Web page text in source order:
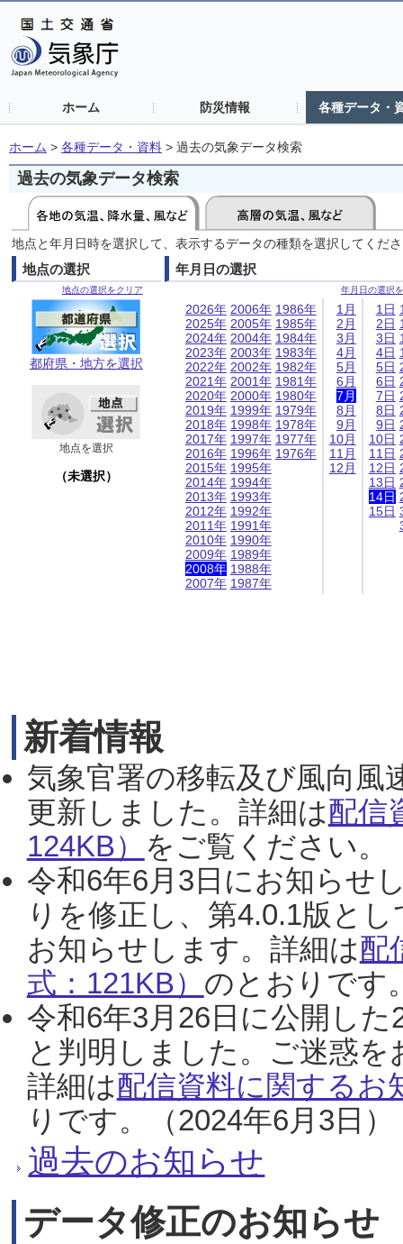
ホーム 防災情報 各種データ・
ホーム > 各種データ・資料 > 過去の気象データ検索
過去の気象データ検索
地点と年月日時を選択して、表示するデータの種類を選択してくだ
地点の選択
地点の選択をクリア
都府県・地方を選択
地点を選択
（未選択）
年月日の選択
年月日の選択
2026年
2025年
2024年
2023年
2022年
2021年
2020年
2019年
2018年
2017年
2016年
2015年
2014年
2013年
2012年
2011年
2010年
2009年
2008年
2007年
2006年
2005年
2004年
2003年
2002年
2001年
2000年
1999年
1998年
1997年
1996年
1995年
1994年
1993年
1992年
1991年
1990年
1989年
1988年
1987年
1986年
1985年
1984年
1983年
1982年
1981年
1980年
1979年
1978年
1977年
1976年
1月
2月
3月
4月
5月
6月
7月
8月
9月
10月
11月
12月
1日
2日
3日
4日
5日
6日
7日
8日
9日
10日
11日
12日
13日
14日
15日
新着情報
気象官署の移転及び風向風
更新しました。詳細は配信
124KB） をご覧ください。
令和6年6月3日にお知らせ
りを修正し、第4.0.1版と
お知らせします。詳細は配
式：121KB） のとおりです
令和6年3月26日に公開し
と判明しました。ご迷惑
詳細は配信資料に関するお
りです。（2024年6月3日）
過去のお知らせ
データ修正のお知らせ